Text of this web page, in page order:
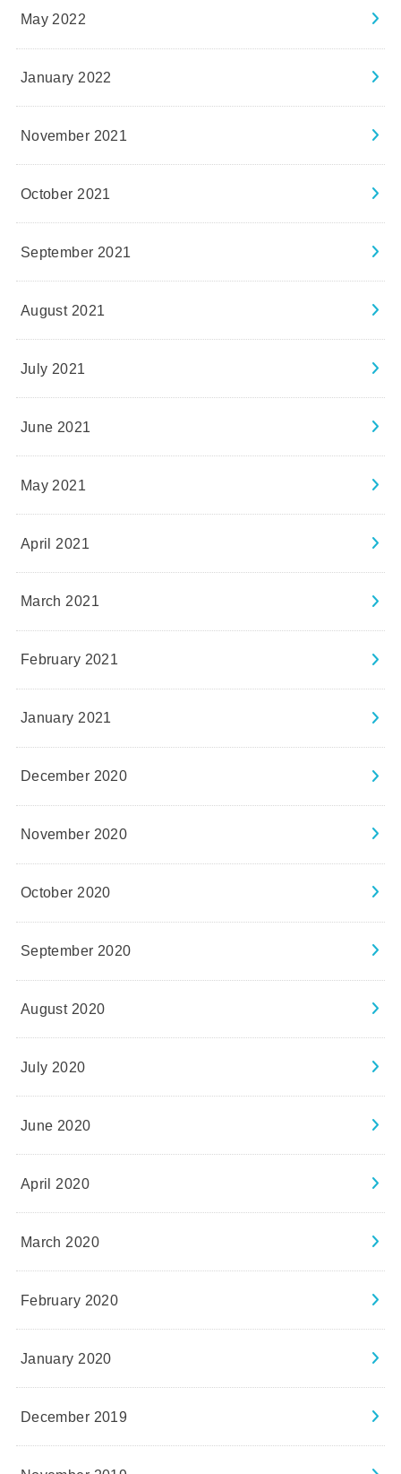
May 2022
January 2022
November 2021
October 2021
September 2021
August 2021
July 2021
June 2021
May 2021
April 2021
March 2021
February 2021
January 2021
December 2020
November 2020
October 2020
September 2020
August 2020
July 2020
June 2020
April 2020
March 2020
February 2020
January 2020
December 2019